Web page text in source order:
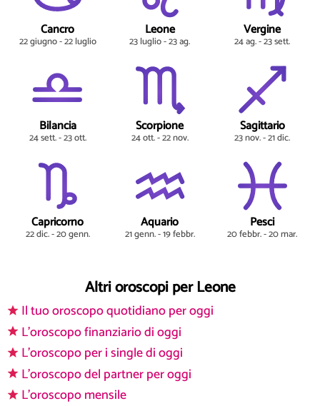
Cancro
22 giugno - 22 luglio
Leone
23 luglio - 23 ag.
Vergine
24 ag. - 23 sett.
Bilancia
24 sett. - 23 ott.
Scorpione
24 ott. - 22 nov.
Sagittario
23 nov. - 21 dic.
Capricorno
22 dic. - 20 genn.
Aquario
21 genn. - 19 febbr.
Pesci
20 febbr. - 20 mar.
Altri oroscopi per Leone
Il tuo oroscopo quotidiano per oggi
L'oroscopo finanziario di oggi
L'oroscopo per i single di oggi
L'oroscopo del partner per oggi
L'oroscopo mensile